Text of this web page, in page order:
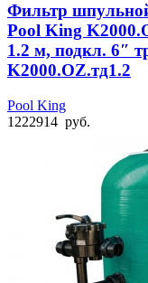
Фильтр
Pool King
1.2 м, подкл. 6″
K2000.OZ.тд1.2
Pool King
1222914 руб.